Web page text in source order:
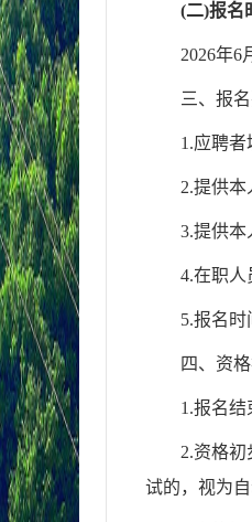
(二)报名
2026年6
三、报
1.应聘者
2.提供
3.提供本
4.在职人
5.报名时
四、资
1.报名结
2.资格
试的，视为自